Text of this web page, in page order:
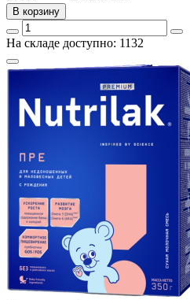
В корзину
На складе доступно: 1132